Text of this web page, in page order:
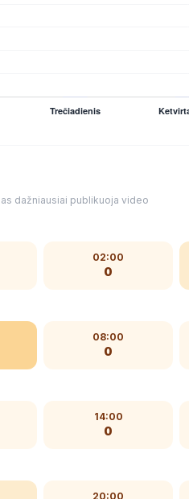
dažniausiai publikuoja video
02:00
0
08:00
0
14:00
0
20:00